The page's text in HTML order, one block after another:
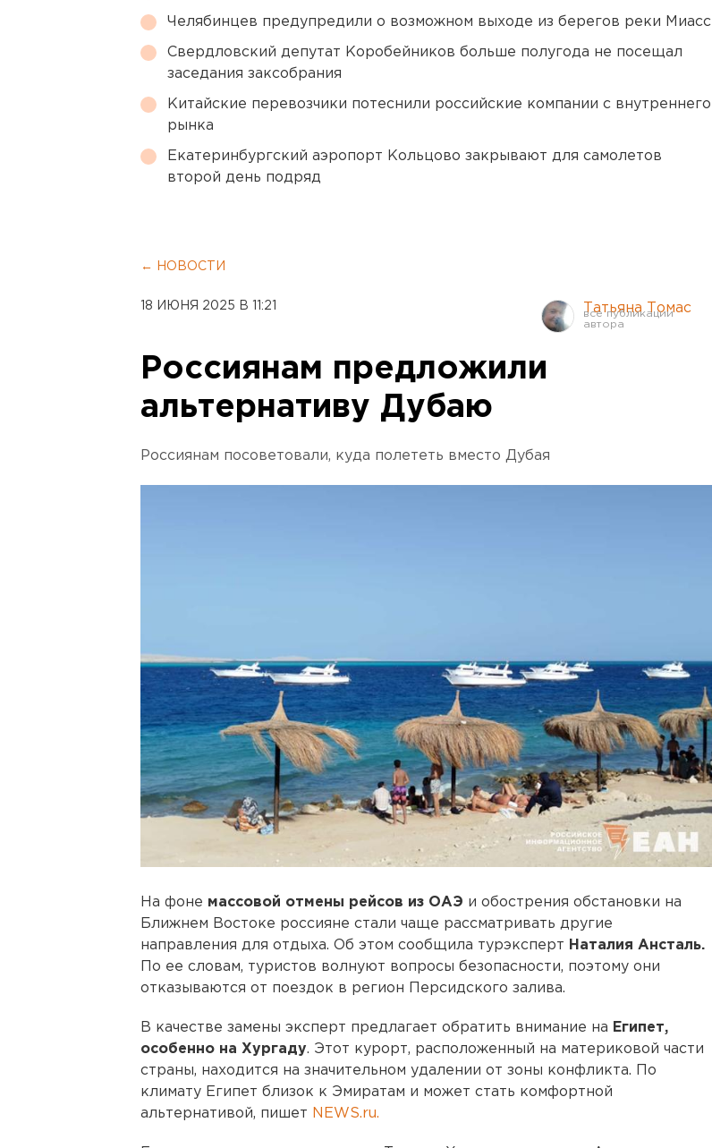
Челябинцев предупредили о возможном выходе из берегов реки Миасс
Свердловский депутат Коробейников больше полугода не посещал
заседания заксобрания
Китайские перевозчики потеснили российские компании с внутреннего
рынка
Екатеринбургский аэропорт Кольцово закрывают для самолетов
второй день подряд
← НОВОСТИ
18 ИЮНЯ 2025 В 11:21 Татьяна Томас
Россиянам предложили
альтернативу Дубаю
Россиянам посоветовали, куда полететь вместо Дубая
На фоне массовой отмены рейсов из ОАЭ и обострения обстановки на
Ближнем Востоке россияне стали чаще рассматривать другие
направления для отдыха. Об этом сообщила турэксперт Наталия Ансталь.
По ее словам, туристов волнуют вопросы безопасности, поэтому они
отказываются от поездок в регион Персидского залива.
В качестве замены эксперт предлагает обратить внимание на Египет,
особенно на Хургаду. Этот курорт, расположенный на материковой части
страны, находится на значительном удалении от зоны конфликта. По
климату Египет близок к Эмиратам и может стать комфортной
альтернативой, пишет NEWS.ru.